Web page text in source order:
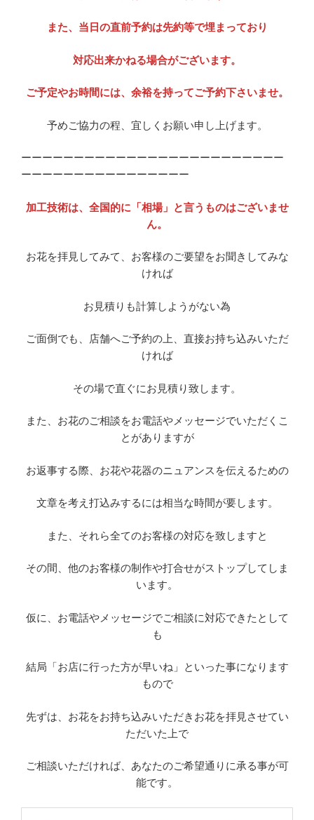
また、当日の直前予約は先約等で埋まっており
対応出来かねる場合がございます。
ご予定やお時間には、余裕を持ってご予約下さいませ。
予めご協力の程、宜しくお願い申し上げます。
ーーーーーーーーーーーーーーーーーーーーーーーーー
ーーーーーーーーーーーーーーーー
加工技術は、全国的に「相場」と言うものはございませ
ん。
お花を拝見してみて、お客様のご要望をお聞きしてみな
ければ
お見積りも計算しようがない為
ご面倒でも、店舗へご予約の上、直接お持ち込みいただ
ければ
その場で直ぐにお見積り致します。
また、お花のご相談をお電話やメッセージでいただくこ
とがありますが
お返事する際、お花や花器のニュアンスを伝えるための
文章を考え打込みするには相当な時間が要します。
また、それら全てのお客様の対応を致しますと
その間、他のお客様の制作や打合せがストップしてしま
います。
仮に、お電話やメッセージでご相談に対応できたとして
も
結局「お店に行った方が早いね」といった事になります
もので
先ずは、お花をお持ち込みいただきお花を拝見させてい
ただいた上で
ご相談いただければ、あなたのご希望通りに承る事が可
能です。